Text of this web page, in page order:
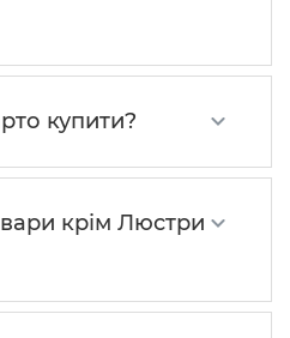
купити?
крім Люстри